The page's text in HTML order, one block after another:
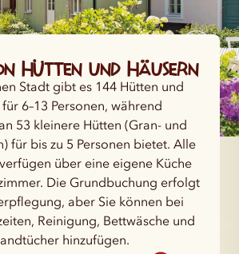
Hütten und Häusern
Stadt gibt es 144 Hütten und
6–13 Personen, während
53 kleinere Hütten (Gran- und
für bis zu 5 Personen bietet. Alle
über eine eigene Küche
Die Grundbuchung erfolgt
aber Sie können bei
Reinigung, Bettwäsche und
hinzufügen.